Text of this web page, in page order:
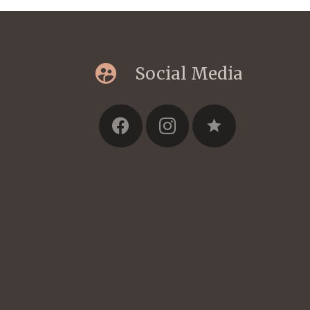
supervised_user_circle Social Media
star